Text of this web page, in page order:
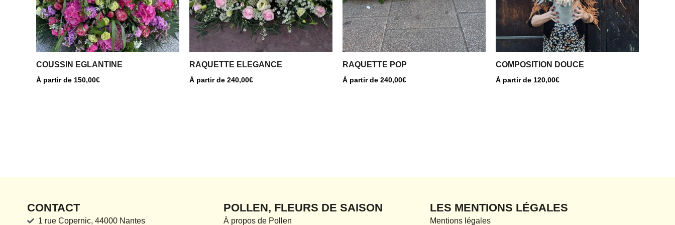
COUSSIN EGLANTINE
À partir de 150,00€
peuvent
être
choisies
sur
du
RAQUETTE ELEGANCE
À partir de 240,00€
peuvent
être
choisies
page
du
RAQUETTE POP
À partir de 240,00€
peuvent
être
choisies
sur
page
du
COMPOSITION DOUCE
À partir de 120,00€
peuvent
être
sur
du
CONTACT
1 rue Copernic, 44000 Nantes
POLLEN, FLEURS DE SAISON
À propos de Pollen
LES MENTIONS LÉGALES
Mentions légales